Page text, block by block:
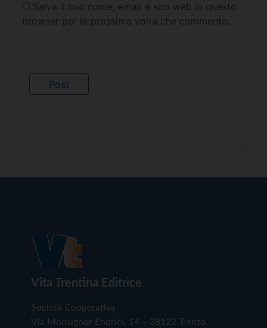
Salva il mio nome, email e sito web in questo
browser per la prossima volta che commento.
Vita Trentina Editrice
Società Cooperativa
Via Monsignor Endrici, 14 – 38122 Trento